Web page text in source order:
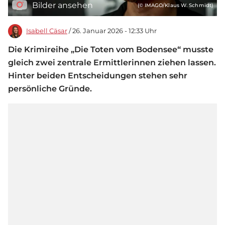
Bilder ansehen (© IMAGO/Klaus W. Schmidt)
Isabell Cäsar / 26. Januar 2026 - 12:33 Uhr
Die Krimireihe „Die Toten vom Bodensee“ musste
gleich zwei zentrale Ermittlerinnen ziehen lassen.
Hinter beiden Entscheidungen stehen sehr
persönliche Gründe.